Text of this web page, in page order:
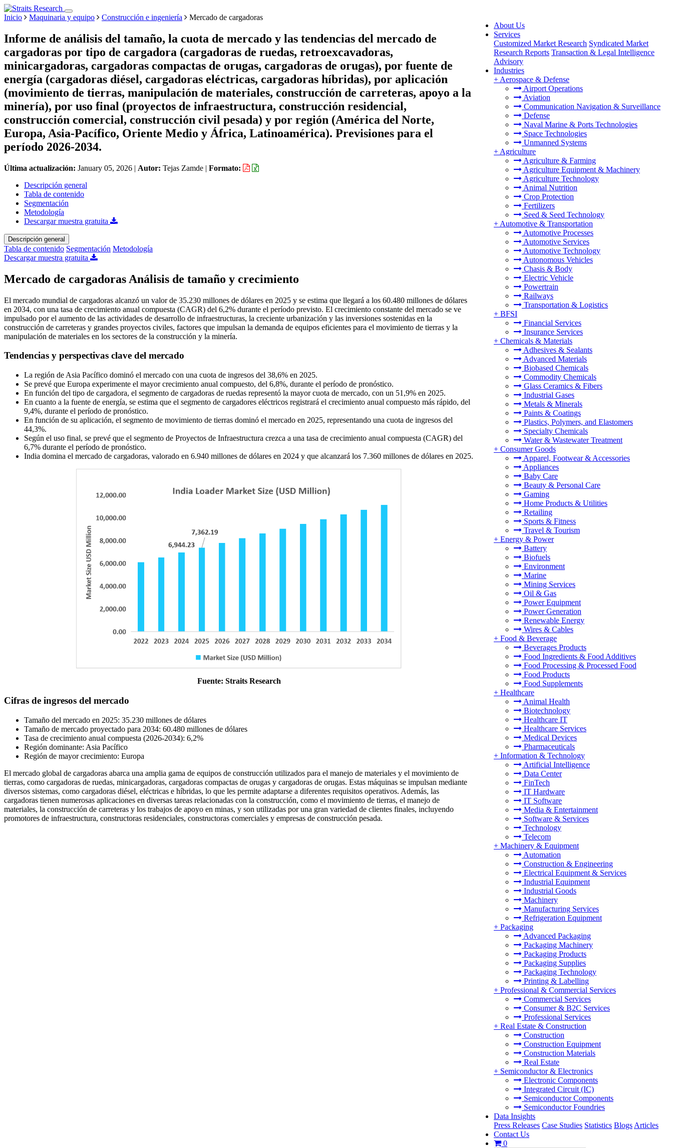
About Us
Services
Customized Market Research Syndicated Market
Research Reports Transaction & Legal Intelligence
Advisory
Industries
+ Aerospace & Defense
Airport Operations
Aviation
Communication Navigation & Surveillance
Defense
Naval Marine & Ports Technologies
Space Technologies
Unmanned Systems
+ Agriculture
Agriculture & Farming
Agriculture Equipment & Machinery
Agriculture Technology
Animal Nutrition
Crop Protection
Fertilizers
Seed & Seed Technology
+ Automotive & Transportation
Automotive Processes
Automotive Services
Automotive Technology
Autonomous Vehicles
Chasis & Body
Electric Vehicle
Powertrain
Railways
Transportation & Logistics
+ BFSI
Financial Services
Insurance Services
+ Chemicals & Materials
Adhesives & Sealants
Advanced Materials
Biobased Chemicals
Commodity Chemicals
Glass Ceramics & Fibers
Industrial Gases
Metals & Minerals
Paints & Coatings
Plastics, Polymers, and Elastomers
Specialty Chemicals
Water & Wastewater Treatment
+ Consumer Goods
Apparel, Footwear & Accessories
Appliances
Baby Care
Beauty & Personal Care
Gaming
Home Products & Utilities
Retailing
Sports & Fitness
Travel & Tourism
+ Energy & Power
Battery
Biofuels
Environment
Marine
Mining Services
Oil & Gas
Power Equipment
Power Generation
Renewable Energy
Wires & Cables
+ Food & Beverage
Beverages Products
Food Ingredients & Food Additives
Food Processing & Processed Food
Food Products
Food Supplements
+ Healthcare
Animal Health
Biotechnology
Healthcare IT
Healthcare Services
Medical Devices
Pharmaceuticals
+ Information & Technology
Artificial Intelligence
Data Center
FinTech
IT Hardware
IT Software
Media & Entertainment
Software & Services
Technology
Telecom
+ Machinery & Equipment
Automation
Construction & Engineering
Electrical Equipment & Services
Industrial Equipment
Industrial Goods
Machinery
Manufacturing Services
Refrigeration Equipment
+ Packaging
Advanced Packaging
Packaging Machinery
Packaging Products
Packaging Supplies
Packaging Technology
Printing & Labelling
+ Professional & Commercial Services
Commercial Services
Consumer & B2C Services
Professional Services
+ Real Estate & Construction
Construction
Construction Equipment
Construction Materials
Real Estate
+ Semiconductor & Electronics
Electronic Components
Integrated Circuit (IC)
Semiconductor Components
Semiconductor Foundries
Data Insights
Press Releases Case Studies Statistics Blogs Articles
Contact Us
0
Inicio Maquinaria y equipo Construcción e ingeniería Mercado de cargadoras
Informe de análisis del tamaño, la cuota de mercado y las tendencias del mercado de
cargadoras por tipo de cargadora (cargadoras de ruedas, retroexcavadoras,
minicargadoras, cargadoras compactas de orugas, cargadoras de orugas), por fuente de
energía (cargadoras diésel, cargadoras eléctricas, cargadoras híbridas), por aplicación
(movimiento de tierras, manipulación de materiales, construcción de carreteras, apoyo a la
minería), por uso final (proyectos de infraestructura, construcción residencial,
construcción comercial, construcción civil pesada) y por región (América del Norte,
Europa, Asia-Pacífico, Oriente Medio y África, Latinoamérica). Previsiones para el
período 2026-2034.
Última actualización: January 05, 2026 | Autor: Tejas Zamde | Formato:
Descripción general
Tabla de contenido
Segmentación
Metodología
Descargar muestra gratuita
Descripción general
Tabla de contenido Segmentación Metodología
Descargar muestra gratuita
Mercado de cargadoras Análisis de tamaño y crecimiento
El mercado mundial de cargadoras alcanzó un valor de 35.230 millones de dólares en 2025 y se estima que llegará a los 60.480 millones de dólares
en 2034, con una tasa de crecimiento anual compuesta (CAGR) del 6,2% durante el período previsto. El crecimiento constante del mercado se ve
impulsado por el aumento de las actividades de desarrollo de infraestructuras, la creciente urbanización y las inversiones sostenidas en la
construcción de carreteras y grandes proyectos civiles, factores que impulsan la demanda de equipos eficientes para el movimiento de tierras y la
manipulación de materiales en los sectores de la construcción y la minería.
Tendencias y perspectivas clave del mercado
La región de Asia Pacífico dominó el mercado con una cuota de ingresos del 38,6% en 2025.
Se prevé que Europa experimente el mayor crecimiento anual compuesto, del 6,8%, durante el período de pronóstico.
En función del tipo de cargadora, el segmento de cargadoras de ruedas representó la mayor cuota de mercado, con un 51,9% en 2025.
En cuanto a la fuente de energía, se estima que el segmento de cargadores eléctricos registrará el crecimiento anual compuesto más rápido, del
9,4%, durante el período de pronóstico.
En función de su aplicación, el segmento de movimiento de tierras dominó el mercado en 2025, representando una cuota de ingresos del
44,3%.
Según el uso final, se prevé que el segmento de Proyectos de Infraestructura crezca a una tasa de crecimiento anual compuesta (CAGR) del
6,7% durante el período de pronóstico.
India domina el mercado de cargadoras, valorado en 6.940 millones de dólares en 2024 y que alcanzará los 7.360 millones de dólares en 2025.
Fuente: Straits Research
Cifras de ingresos del mercado
Tamaño del mercado en 2025: 35.230 millones de dólares
Tamaño de mercado proyectado para 2034: 60.480 millones de dólares
Tasa de crecimiento anual compuesta (2026-2034): 6,2%
Región dominante: Asia Pacífico
Región de mayor crecimiento: Europa
El mercado global de cargadoras abarca una amplia gama de equipos de construcción utilizados para el manejo de materiales y el movimiento de
tierras, como cargadoras de ruedas, minicargadoras, cargadoras compactas de orugas y cargadoras de orugas. Estas máquinas se impulsan mediante
diversos sistemas, como cargadoras diésel, eléctricas e híbridas, lo que les permite adaptarse a diferentes requisitos operativos. Además, las
cargadoras tienen numerosas aplicaciones en diversas tareas relacionadas con la construcción, como el movimiento de tierras, el manejo de
materiales, la construcción de carreteras y los trabajos de apoyo en minas, y son utilizadas por una gran variedad de clientes finales, incluyendo
promotores de infraestructura, constructoras residenciales, constructoras comerciales y empresas de construcción pesada.